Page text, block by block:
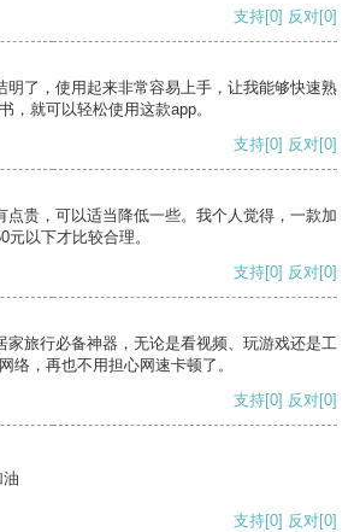
支持[0] 反对[0]
明了，使用起来非常容易上手，让我能够快速熟
，就可以轻松使用这款app。
支持[0] 反对[0]
点贵，可以适当降低一些。我个人觉得，一款加
以下才比较合理。
支持[0] 反对[0]
家旅行必备神器，无论是看视频、玩游戏还是工
络，再也不用担心网速卡顿了。
支持[0] 反对[0]
支持[0] 反对[0]